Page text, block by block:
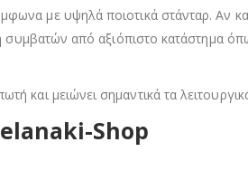
με υψηλά ποιοτικά στάνταρ. Αν
συμβατών από αξιόπιστο κατάστημα
και μειώνει σημαντικά τα
Shop